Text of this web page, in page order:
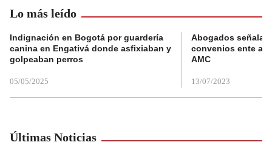
Lo más leído
Indignación en Bogotá por guardería
canina en Engativá donde asfixiaban y
golpeaban perros
05/05/2025
Abogados
convenios ente
AMC
13/07/2023
Últimas Noticias